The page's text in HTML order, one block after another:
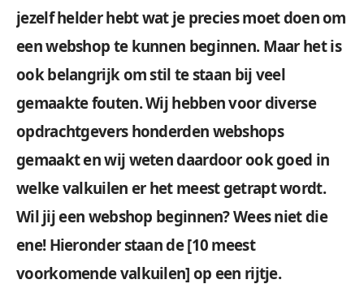
jezelf helder hebt wat je precies moet doen om
een webshop te kunnen beginnen. Maar het is
ook belangrijk om stil te staan bij veel
gemaakte fouten. Wij hebben voor diverse
opdrachtgevers honderden webshops
gemaakt en wij weten daardoor ook goed in
welke valkuilen er het meest getrapt wordt.
Wil jij een webshop beginnen? Wees niet die
ene! Hieronder staan de [10 meest
voorkomende valkuilen] op een rijtje.